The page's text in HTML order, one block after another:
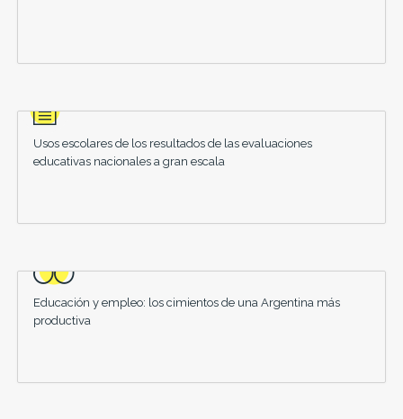
Usos escolares de los resultados de las evaluaciones
educativas nacionales a gran escala
Educación y empleo: los cimientos de una Argentina más
productiva